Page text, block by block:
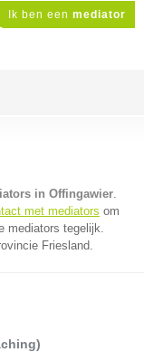
Ik ben een mediator
in Offingawier.
met mediators om
mediators tegelijk.
Friesland.